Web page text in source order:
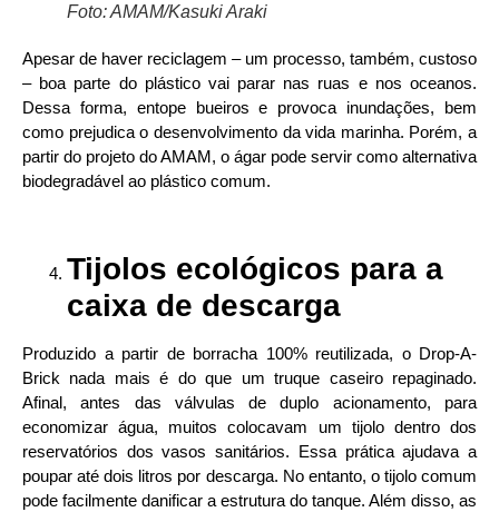
Foto: AMAM/Kasuki Araki
Apesar de haver reciclagem – um processo, também, custoso
– boa parte do plástico vai parar nas ruas e nos oceanos.
Dessa forma, entope bueiros e provoca inundações, bem
como prejudica o desenvolvimento da vida marinha. Porém, a
partir do projeto do AMAM, o ágar pode servir como alternativa
biodegradável ao plástico comum.
Tijolos ecológicos para a
caixa de descarga
Produzido a partir de borracha 100% reutilizada, o Drop-A-
Brick nada mais é do que um truque caseiro repaginado.
Afinal, antes das válvulas de duplo acionamento, para
economizar água, muitos colocavam um tijolo dentro dos
reservatórios dos vasos sanitários. Essa prática ajudava a
poupar até dois litros por descarga. No entanto, o tijolo comum
pode facilmente danificar a estrutura do tanque. Além disso, as